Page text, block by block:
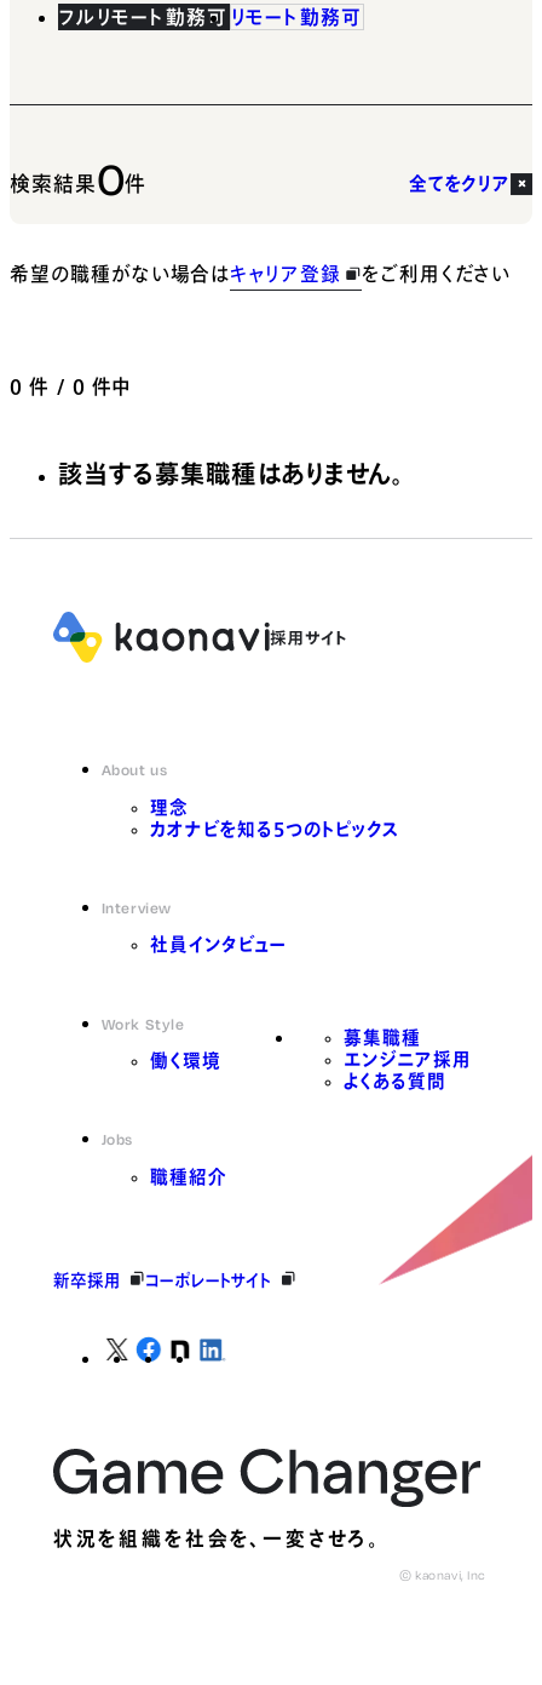
フルリモート勤務可 リモート勤務可
検索結果0件 全てをクリア
希望の職種がない場合はキャリア登録 をご利用ください
0 件 / 0 件中
該当する募集職種はありません。
About us
理念
カオナビを知る5つのトピックス
Interview
社員インタビュー
Work Style
働く環境
Jobs
職種紹介
募集職種
エンジニア採用
よくある質問
新卒採用 コーポレートサイト
状況を組織を社会を、一変させろ。
© kaonavi, Inc